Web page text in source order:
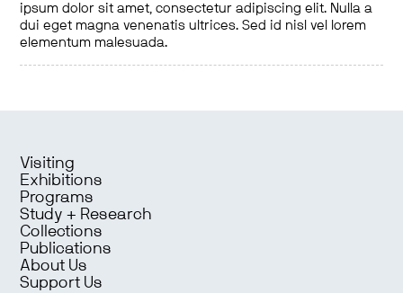
ipsum dolor sit amet, consectetur adipiscing elit. Nulla a
dui eget magna venenatis ultrices. Sed id nisl vel lorem
elementum malesuada.
Visiting
Exhibitions
Programs
Study + Research
Collections
Publications
About Us
Support Us